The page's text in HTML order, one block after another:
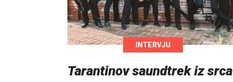
INTERVJU
Tarantinov saundtrek iz srca